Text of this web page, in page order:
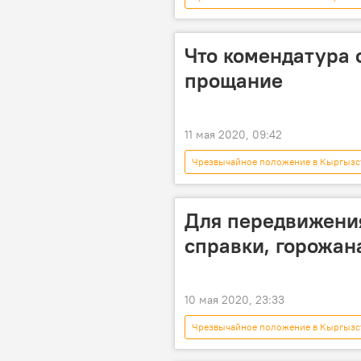
Бишкек
комендантский час
Что комендатура
прощание
11 мая 2020, 09:42
Чрезвычайное положение в
Коронавирус - 2020
Бишкек
Для
справки,
10 мая 2020, 23:33
Чрезвычайное положение в
Коронавирус - 2020
Бишкек